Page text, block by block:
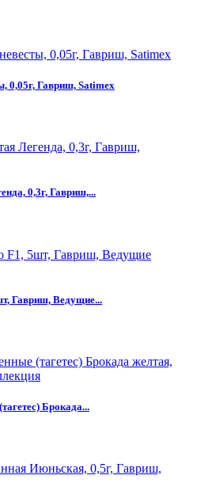
0,05г, Гавриш, Satimex
0,3г, Гавриш,...
Гавриш, Ведущие...
Брокада...